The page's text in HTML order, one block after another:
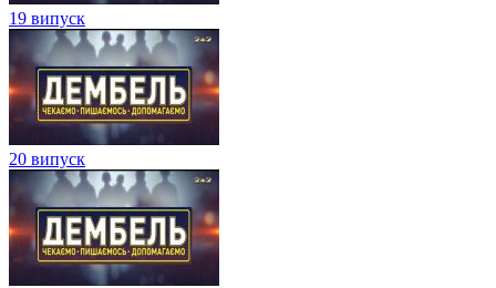
19 випуск
20 випуск